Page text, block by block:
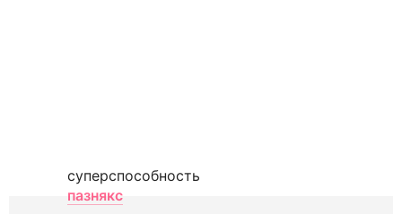
суперспособность
пазнякс